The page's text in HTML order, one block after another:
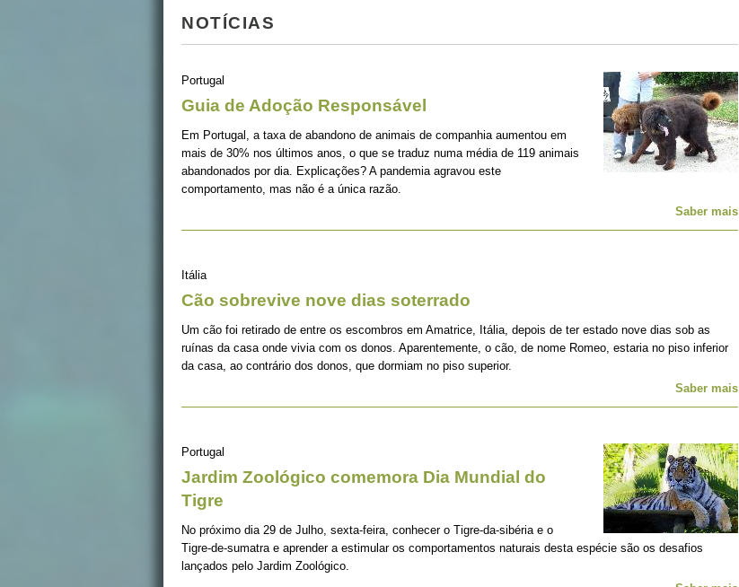
NOTÍCIAS
Portugal
Guia de Adoção Responsável
Em Portugal, a taxa de abandono de animais de companhia aumentou em
mais de 30% nos últimos anos, o que se traduz numa média de 119 animais
abandonados por dia. Explicações? A pandemia agravou este
comportamento, mas não é a única razão.
Saber mais
Itália
Cão sobrevive nove dias soterrado
Um cão foi retirado de entre os escombros em Amatrice, Itália, depois de ter estado nove dias sob as
ruínas da casa onde vivia com os donos. Aparentemente, o cão, de nome Romeo, estaria no piso inferior
da casa, ao contrário dos donos, que dormiam no piso superior.
Saber mais
Portugal
Jardim Zoológico comemora Dia Mundial do
Tigre
No próximo dia 29 de Julho, sexta-feira, conhecer o Tigre-da-sibéria e o
Tigre-de-sumatra e aprender a estimular os comportamentos naturais desta espécie são os desafios
lançados pelo Jardim Zoológico.